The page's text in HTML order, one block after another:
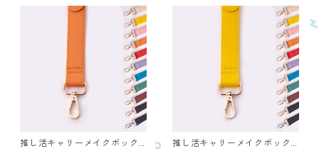
推し活キャリーメイクボック
推し活キャリーメイクボック